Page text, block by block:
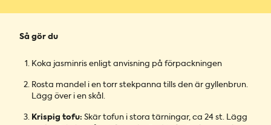
Så gör du
Koka jasminris enligt anvisning på förpackningen
Rosta mandel i en torr stekpanna tills den är gyllenbrun.
Lägg över i en skål.
Krispig tofu: Skär tofun i stora tärningar, ca 24 st. Lägg